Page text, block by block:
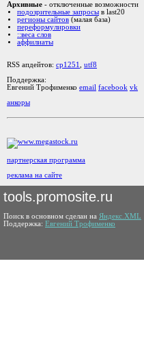
Архивные - отключенные возможности
подозрительные запросы в last20
регионы сайтов (малая база)
переформулировки
::веса слов
аффилиаты
RSS апдейтов: cp1251
utf8
Поддержка:
Евгений Трофименко email facebook vk
анкоры
партнерская программа
реклама на сайте
tools.promosite.ru
Поиск в основном сделан на Яндекс.XML
Поддержка: Евгений Трофименко